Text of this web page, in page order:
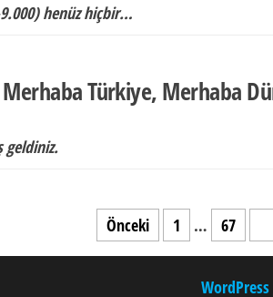
henüz hiçbir…
Türkiye, Merhaba
geldiniz.
Önceki 1 … 67
WordPress